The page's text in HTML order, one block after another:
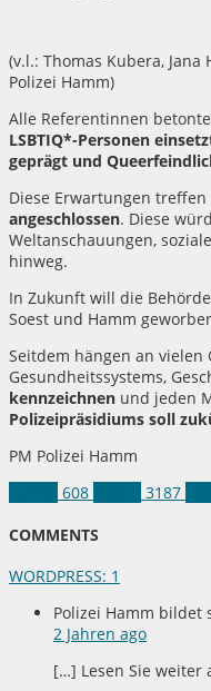
(v.l.: Thomas Kubera,
Polizei Hamm)
Alle Referentinnen
LSBTIQ*-Personen
geprägt und
Diese Erwartungen
angeschlossen. Diese
Weltanschauungen,
hinweg.
In Zukunft will die
Soest und Hamm
Seitdem hängen an
Gesundheitssystems,
kennzeichnen und jeden
Polizeipräsidiums soll
PM Polizei Hamm
608 3187
COMMENTS
WORDPRESS: 1
Polizei Hamm bildet
2 Jahren ago
[…] Lesen Sie weiter